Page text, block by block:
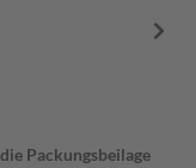
Packungsbeilage